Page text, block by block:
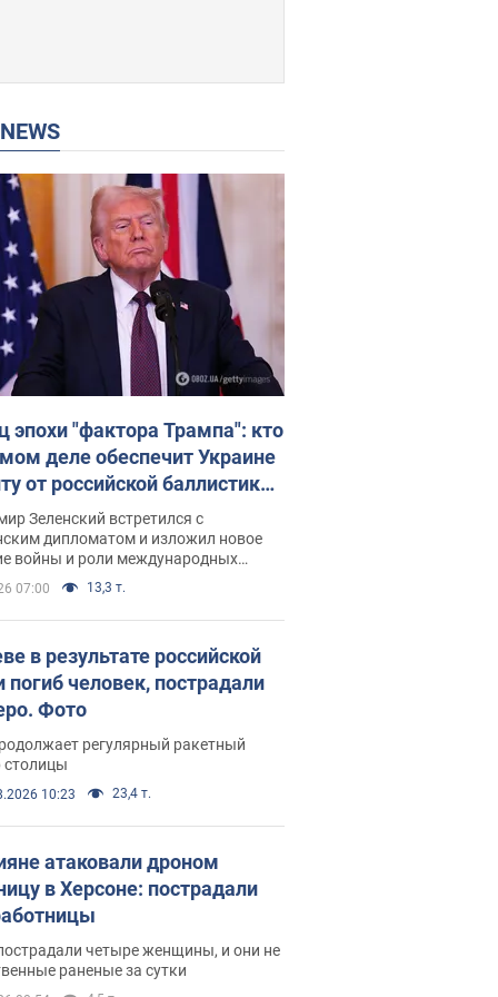
NEWS
эпохи "фактора Трампа": кто
деле обеспечит Украине
от российской баллистики.
с Безсмертным
Зеленский встретился с
дипломатом и изложил новое
войны и роли международных
в борьбе с Россией
07:00 13,3 т.
в результате российской
погиб человек, пострадали
Фото
регулярный ракетный
столицы
10:23 23,4 т.
атаковали дроном
в Херсоне: пострадали
четыре женщины, и они не
раненые за сутки